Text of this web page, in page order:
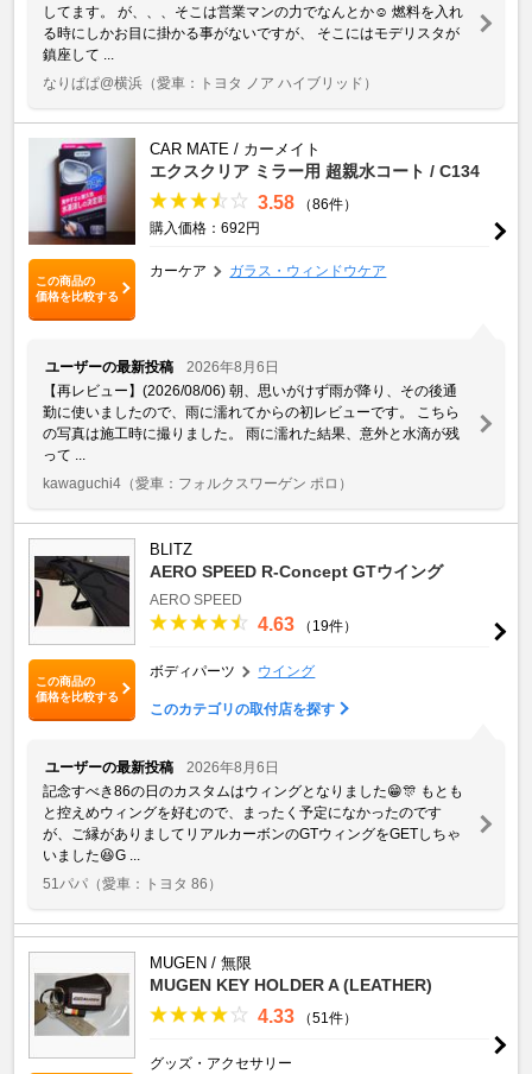
してます。 が、、、そこは営業マンの力でなんとか☺️ 燃料を入れ
る時にしかお目に掛かる事がないですが、 そこにはモデリスタが
鎮座して ...
なりぱぱ@横浜 （愛車：トヨタ ノア ハイブリッド）
この商品の
価格を比較する
CAR MATE / カーメイト
エクスクリア ミラー用 超親水コート / C134
3.58
（86件）
購入価格：692円
カーケア ガラス・ウィンドウケア
ユーザーの最新投稿
2026年8月6日
【再レビュー】(2026/08/06) 朝、思いがけず雨が降り、その後通
勤に使いましたので、雨に濡れてからの初レビューです。 こちら
の写真は施工時に撮りました。 雨に濡れた結果、意外と水滴が残
って ...
kawaguchi4 （愛車：フォルクスワーゲン ポロ）
この商品の
価格を比較する
BLITZ
AERO SPEED R-Concept GTウイング
AERO SPEED
4.63 （19件）
ボディパーツ ウイング
このカテゴリの取付店を探す
ユーザーの最新投稿
2026年8月6日
記念すべき86の日のカスタムはウィングとなりました😁🎊 もとも
と控えめウィングを好むので、まったく予定になかったのです
が、ご縁がありましてリアルカーボンのGTウィングをGETしちゃ
いました😆G ...
51パパ （愛車：トヨタ 86）
MUGEN / 無限
MUGEN KEY HOLDER A (LEATHER)
4.33 （51件）
グッズ・アクセサリー